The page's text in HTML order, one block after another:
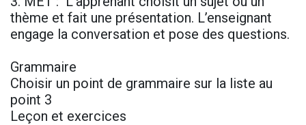
thème et fait une présentation. L’enseignant
engage la conversation et pose des questions.
Grammaire
Choisir un point de grammaire sur la liste au
point 3
Leçon et exercices